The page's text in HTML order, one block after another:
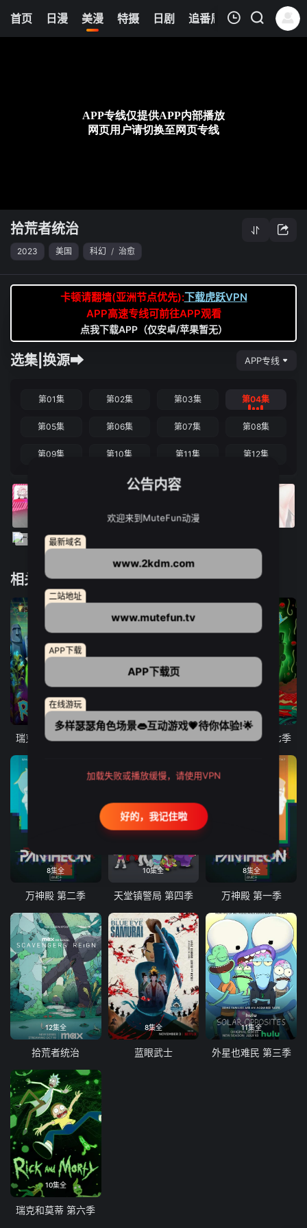
首页 日漫 美漫 特摄 日剧 追番周表 今日更新
6
清空
拾荒者统治
2023 美国 科幻 / 治愈
卡顿请翻墙(亚洲节点优先):下载虎跃VPN
APP高速专线可前往APP观看
点我下载APP（仅安卓/苹果暂无）
选集|换源➡ APP专线
第01集 第02集 第03集 第04集
第05集 第06集 第07集 第08集
第09集 第10集 第11集 第12集
相关推荐
10集全
瑞克和莫蒂 第八季
9集全 10集全
瑞克和莫蒂 第七季
8集全
万神殿 第二季
10集全
天堂镇警局 第四季
8集全
万神殿 第一季
12集全
拾荒者统治
8集全
蓝眼武士
11集全
外星也难民 第三季
10集全
瑞克和莫蒂 第六季
公告内容
欢迎来到MuteFun动漫
最新域名
www.2kdm.com
二站地址
www.mutefun.tv
APP下载
APP下载页
在线游玩
多样瑟瑟角色场景👄互动游戏💗待你体验!🌟
加载失败或播放缓慢，请使用VPN
好的，我记住啦